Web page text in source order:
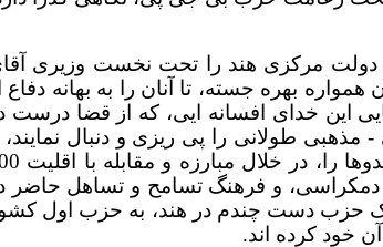
مرکزی هند را تحت نخست وزیری
بهره جسته، تا آنان را به بهانه دفاع
این خدای افسانه ایی، که از قضا درست
سیاسی - مذهبی طولانی را پی ریزی و دنبال نمایند،
در قبال آن، پروسه سیاسی گسترده ایی تدارک دیده،
دمکراسی، و فرهنگ تسامح و تساهل حاضر
حزب دست چندم در هند، به حزب اول
خود کرده اند.